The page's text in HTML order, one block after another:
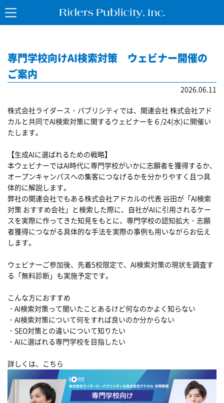
専門学校向けAI検索対策 ウェビナー開催の
ご案内
2026.06.11
株式会社ライダース・パブリシティでは、関連会社 株式会社アド
カルと共同でAI検索対策に関するウェビナーを６/24(水)に開催い
たします。
【生成AIに選ばれるための戦略】
本ウェビナーではAI時代に専門学校がいかに志願者を獲得するか、
オープンキャンパスへの集客につなげるかを分かりやすく且つ具
体的に解説します。
弊社の関連会社でもある株式会社アドカルの代表 谷田が「AI検索
対策 おすすめ会社」と検索した際に、自社がAIに引用されるケー
スを実際に作ってきた知見をもとに、専門学校の認知拡大・志願
者獲得につながる具体的な手法を実際の事例も用いながらお伝え
します。
ウェビナーご参加後、先着5校限定で、AI検索対策の現状を調査す
る「無料診断」も実施予定です。
こんな方におすすめ
・AI検索対策って聞いたことあるけど何なのかよく知らない
・AI検索対策について何をすれば良いのか分からない
・SEO対策との違いについて知りたい
・AIに選ばれる専門学校を目指したい
詳しくは、こちら